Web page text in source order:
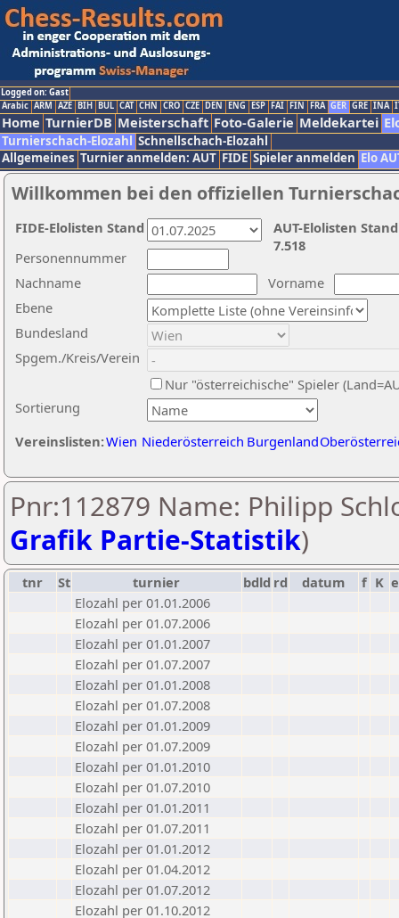
Logged on: Gast
Arabic ARM AZE BIH BUL CAT CHN CRO CZE DEN ENG ESP FAI FIN FRA GER GRE INA
Home TurnierDB Meisterschaft Foto-Galerie Meldekartei
Turnierschach-Elozahl Schnellschach-Elozahl
Allgemeines Turnier anmelden: AUT FIDE Spieler anmelden Elo
Willkommen bei den offiziellen
Nachname
Vorname
Ebene
Sortierung
Personennummer
Bundesland
Spgem./Kreis/Verein
Nur "österreichische" Spieler
Vereinslisten:Wien Niederösterreich Burgenland
AUT-Elolisten
7.518
FIDE-Elolisten Stand
Pnr:112879 Name: Philipp
Grafik Partie-Statistik)
tnr St turnier bdld rd datum f K
Elozahl per 01.01.2006
Elozahl per 01.07.2006
Elozahl per 01.01.2007
Elozahl per 01.07.2007
Elozahl per 01.01.2008
Elozahl per 01.07.2008
Elozahl per 01.01.2009
Elozahl per 01.07.2009
Elozahl per 01.01.2010
Elozahl per 01.07.2010
Elozahl per 01.01.2011
Elozahl per 01.07.2011
Elozahl per 01.01.2012
Elozahl per 01.04.2012
Elozahl per 01.07.2012
Elozahl per 01.10.2012